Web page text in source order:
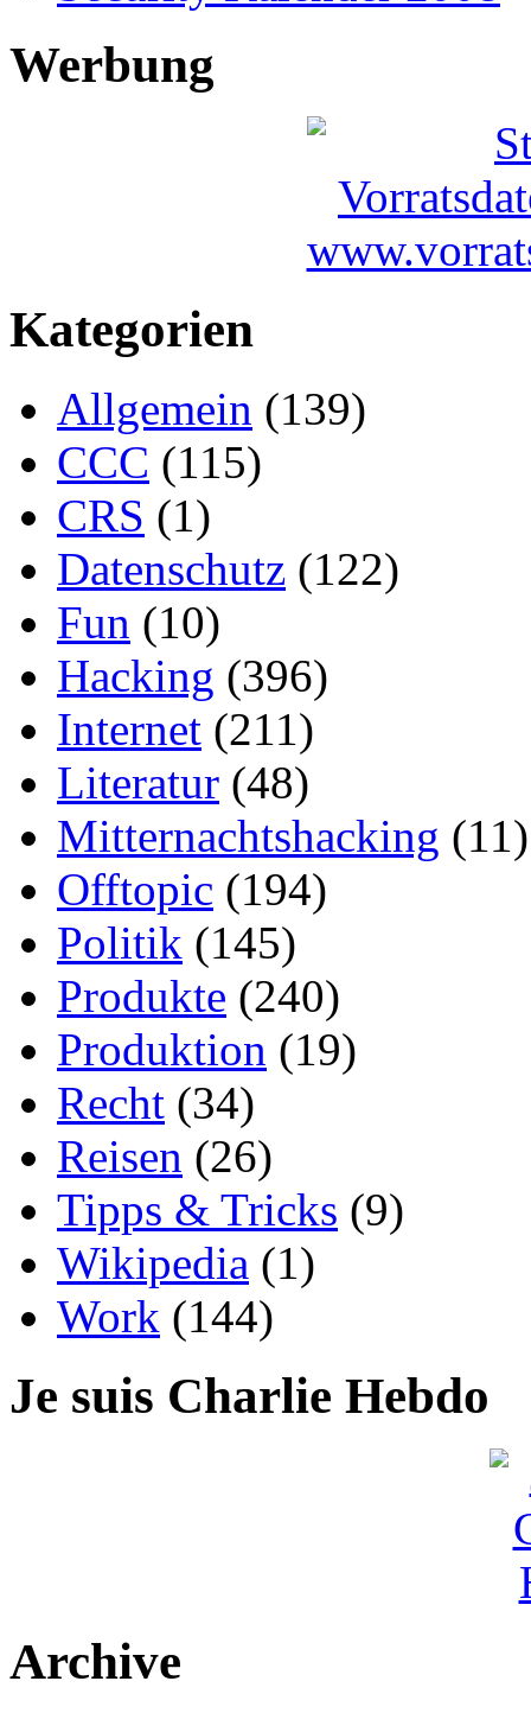
Werbung
Kategorien
Allgemein (139)
CCC (115)
CRS (1)
Datenschutz (122)
Fun (10)
Hacking (396)
Internet (211)
Literatur (48)
Mitternachtshacking (11)
Offtopic (194)
Politik (145)
Produkte (240)
Produktion (19)
Recht (34)
Reisen (26)
Tipps & Tricks (9)
Wikipedia (1)
Work (144)
Je suis Charlie Hebdo
Archive